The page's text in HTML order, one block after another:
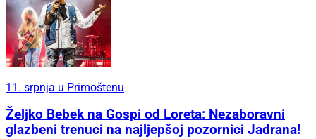
11. srpnja u Primoštenu
Željko Bebek na Gospi od Loreta: Nezaboravni
glazbeni trenuci na najljepšoj pozornici Jadrana!